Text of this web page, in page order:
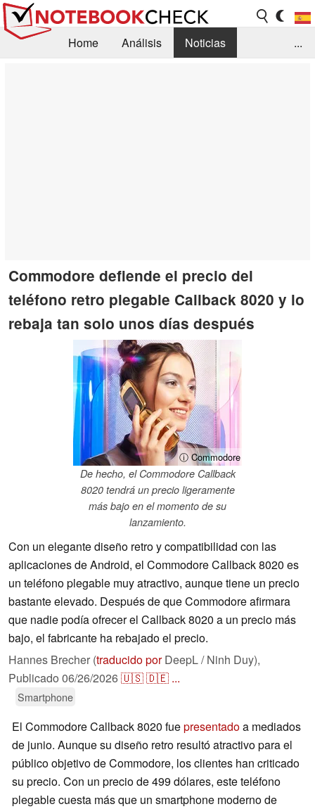
Home Análisis
Noticias
...
Commodore defiende el precio del
teléfono retro plegable Callback 8020 y lo
rebaja tan solo unos días después
ⓘ Commodore
De hecho, el Commodore Callback
8020 tendrá un precio ligeramente
más bajo en el momento de su
lanzamiento.
Con un elegante diseño retro y compatibilidad con las
aplicaciones de Android, el Commodore Callback 8020 es
un teléfono plegable muy atractivo, aunque tiene un precio
bastante elevado. Después de que Commodore afirmara
que nadie podía ofrecer el Callback 8020 a un precio más
bajo, el fabricante ha rebajado el precio.
Hannes Brecher (traducido porDeepL / Ninh Duy),
Publicado 06/26/2026🇺🇸🇩🇪 ...
Smartphone
El Commodore Callback 8020 fuepresentadoa mediados
de junio. Aunque su diseño retro resultó atractivo para el
público objetivo de Commodore, los clientes han criticado
su precio. Con un precio de 499 dólares, este teléfono
plegable cuesta más que un smartphone moderno de